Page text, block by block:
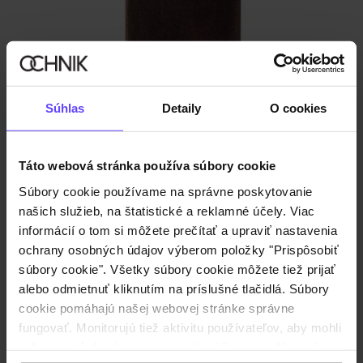
Súhlas Detaily O cookies
Táto webová stránka používa súbory cookie
Súbory cookie používame na správne poskytovanie
našich služieb, na štatistické a reklamné účely. Viac
informácií o tom si môžete prečítať a upraviť nastavenia
ochrany osobných údajov výberom položky "Prispôsobiť
súbory cookie". Všetky súbory cookie môžete tiež prijať
alebo odmietnuť kliknutím na príslušné tlačidlá. Súbory
cookie pomáhajú našej webovej stránke správne
fungovať. Monitorujú tiež aktivitu používateľov, aby mohli
Kefa na leštenie obuvi